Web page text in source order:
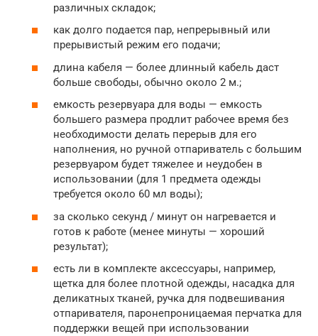
различных складок;
как долго подается пар, непрерывный или
прерывистый режим его подачи;
длина кабеля — более длинный кабель даст
больше свободы, обычно около 2 м.;
емкость резервуара для воды — емкость
большего размера продлит рабочее время без
необходимости делать перерыв для его
наполнения, но ручной отпариватель с большим
резервуаром будет тяжелее и неудобен в
использовании (для 1 предмета одежды
требуется около 60 мл воды);
за сколько секунд / минут он нагревается и
готов к работе (менее минуты — хороший
результат);
есть ли в комплекте аксессуары, например,
щетка для более плотной одежды, насадка для
деликатных тканей, ручка для подвешивания
отпаривателя, паронепроницаемая перчатка для
поддержки вещей при использовании